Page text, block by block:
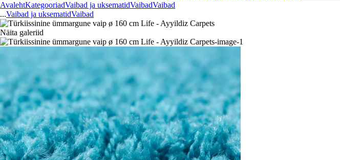
AvalehtKategooriadVaibad ja uksematidVaibadVaibad
...Vaibad ja uksematidVaibad
Näita galeriid